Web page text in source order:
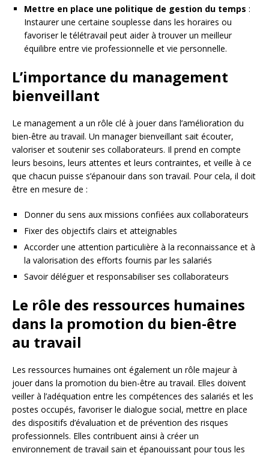
Mettre en place une politique de gestion du temps :
Instaurer une certaine souplesse dans les horaires ou
favoriser le télétravail peut aider à trouver un meilleur
équilibre entre vie professionnelle et vie personnelle.
L’importance du management
bienveillant
Le management a un rôle clé à jouer dans l’amélioration du
bien-être au travail. Un manager bienveillant sait écouter,
valoriser et soutenir ses collaborateurs. Il prend en compte
leurs besoins, leurs attentes et leurs contraintes, et veille à ce
que chacun puisse s’épanouir dans son travail. Pour cela, il doit
être en mesure de :
Donner du sens aux missions confiées aux collaborateurs
Fixer des objectifs clairs et atteignables
Accorder une attention particulière à la reconnaissance et à
la valorisation des efforts fournis par les salariés
Savoir déléguer et responsabiliser ses collaborateurs
Le rôle des ressources humaines
dans la promotion du bien-être
au travail
Les ressources humaines ont également un rôle majeur à
jouer dans la promotion du bien-être au travail. Elles doivent
veiller à l’adéquation entre les compétences des salariés et les
postes occupés, favoriser le dialogue social, mettre en place
des dispositifs d’évaluation et de prévention des risques
professionnels. Elles contribuent ainsi à créer un
environnement de travail sain et épanouissant pour tous les